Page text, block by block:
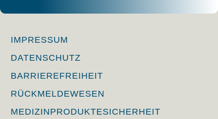
IMPRESSUM
DATENSCHUTZ
BARRIEREFREIHEIT
RÜCKMELDEWESEN
MEDIZINPRODUKTESICHERHEIT